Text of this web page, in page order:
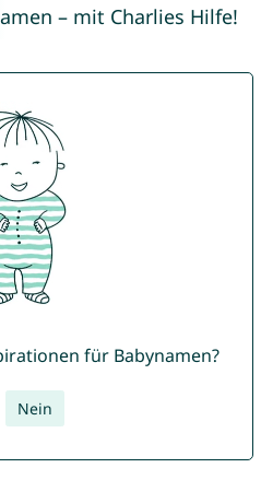
– mit Charlies Hilfe!
für Babynamen?
Nein